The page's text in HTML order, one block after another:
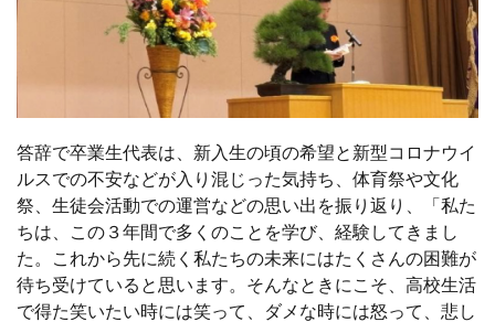
答辞で卒業生代表は、新入生の頃の希望と新型コロナウイ
ルスでの不安などが入り混じった気持ち、体育祭や文化
祭、生徒会活動での運営などの思い出を振り返り、「私た
ちは、この３年間で多くのことを学び、経験してきまし
た。これから先に続く私たちの未来にはたくさんの困難が
待ち受けていると思います。そんなときにこそ、高校生活
で得た笑いたい時には笑って、ダメな時には怒って、悲し